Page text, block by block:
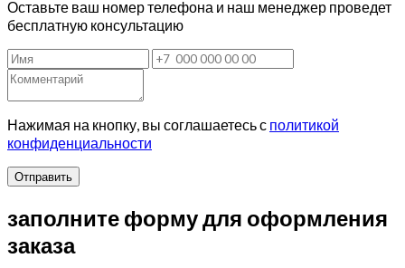
Оставьте ваш номер телефона и наш менеджер проведет
бесплатную консультацию
Нажимая на кнопку, вы соглашаетесь с политикой
конфиденциальности
Отправить
заполните форму для оформления
заказа